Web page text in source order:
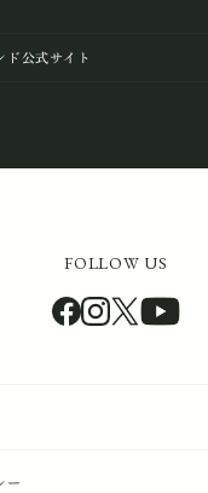
ド公式サイト
FOLLOW US
ー